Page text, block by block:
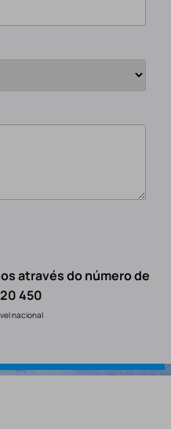
através do número de
450
nacional